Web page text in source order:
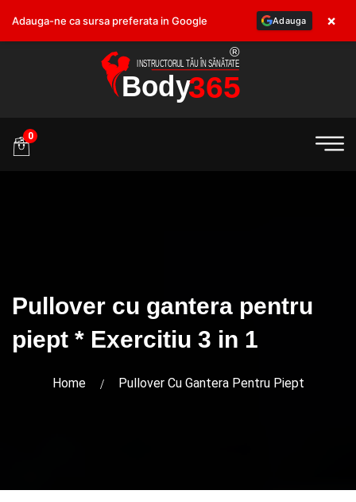
0
Pullover cu gantera pentru
piept * Exercitiu 3 in 1
Home Pullover Cu Gantera Pentru Piept
Adauga-ne ca sursa preferata in Google Adauga ×